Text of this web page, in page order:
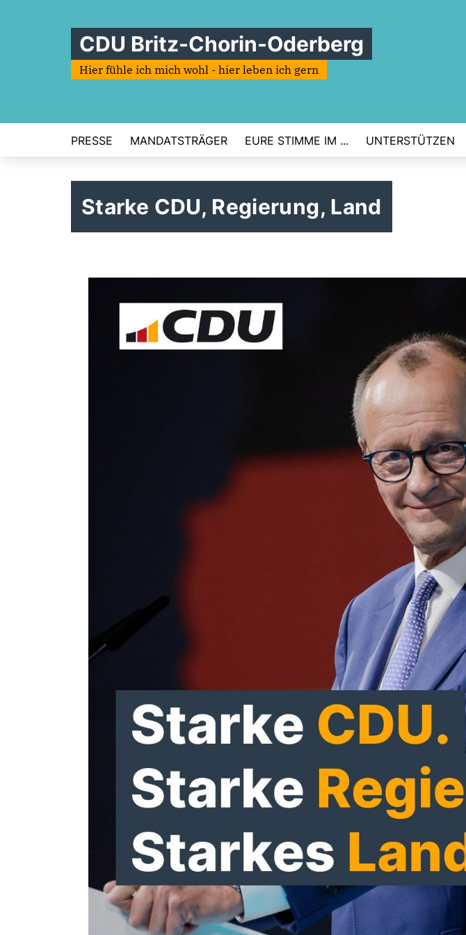
CDU Britz-Chorin-Oderberg
Hier fühle ich mich wohl - hier leben ich gern
PRESSE MANDATSTRÄGER EURE STIMME IM ... UNTERSTÜTZEN
Starke CDU, Regierung, Land